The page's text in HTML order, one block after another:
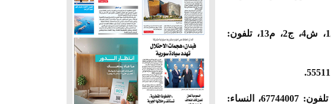
عوض خليف عجيل اللغاوه الشمري، 88 عاما، (شيع)، الرجال: الجهراء، القصر، ق1، ش4، ج2، م13، تلفون:
مساعد مبارك علي البغدادي، 64 عاما، (شيع)، الرجال: المسايل، ق4، ش404، م17، تلفون: 67744007، النساء: